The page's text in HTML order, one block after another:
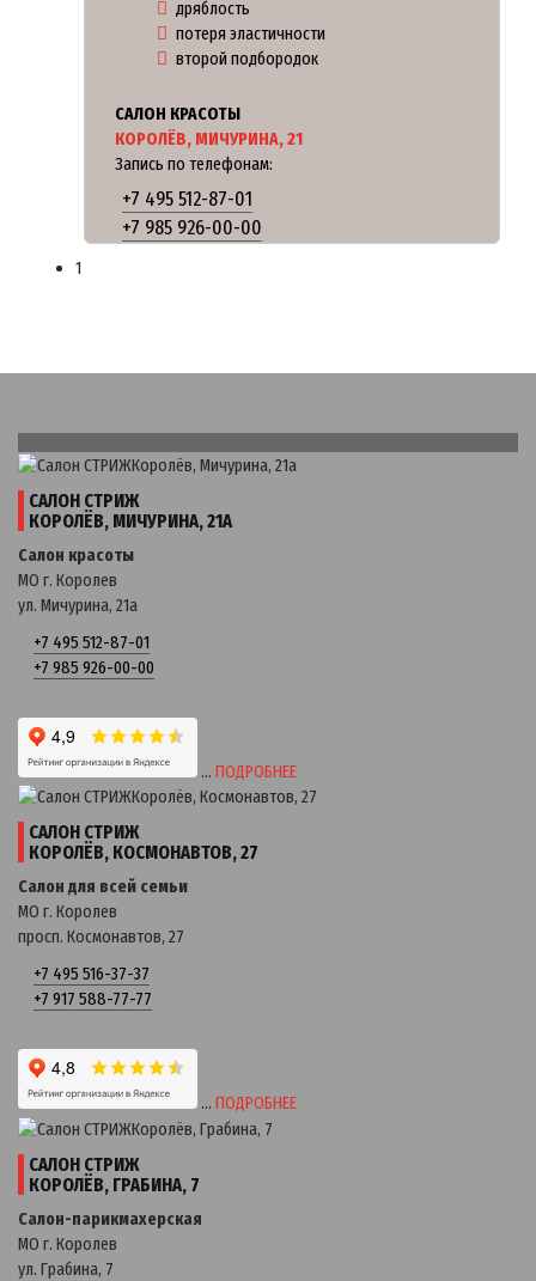
дряблость
потеря эластичности
второй подбородок
САЛОН КРАСОТЫ
КОРОЛЁВ, МИЧУРИНА, 21
Запись по телефонам:
+7 495 512-87-01
+7 985 926-00-00
1
САЛОН СТРИЖ
КОРОЛЁВ, МИЧУРИНА, 21А
Салон красоты
МО г. Королев
ул. Мичурина, 21a
+7 495 512-87-01
+7 985 926-00-00
… ПОДРОБНЕЕ
САЛОН СТРИЖ
КОРОЛЁВ, КОСМОНАВТОВ, 27
Салон для всей семьи
МО г. Королев
просп. Космонавтов, 27
+7 495 516-37-37
+7 917 588-77-77
… ПОДРОБНЕЕ
САЛОН СТРИЖ
КОРОЛЁВ, ГРАБИНА, 7
Салон-парикмахерская
МО г. Королев
ул. Грабина, 7